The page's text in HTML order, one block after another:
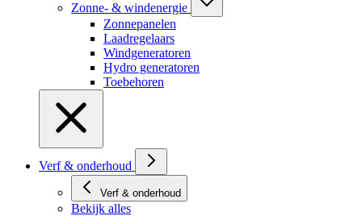
Zonne- & windenergie
Zonnepanelen
Laadregelaars
Windgeneratoren
Hydro generatoren
Toebehoren
Verf & onderhoud
Verf & onderhoud
Bekijk alles